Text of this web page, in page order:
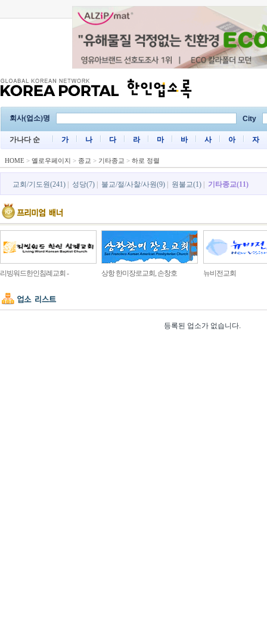
회사(업소)명 City
가나다 순 가 나 다 라 마 바 사 아 자
HOME > 옐로우페이지 > 종교 > 기타종교 > 하로 정렬
교회/기도원(241) 성당(7) 불교/절/사찰/사원(9) 원불교(1) 기타종교(11)
리빙워드한인침례교회 - 상항 한미장로교회, 손창호 뉴비전교회
등록된 업소가 없습니다.